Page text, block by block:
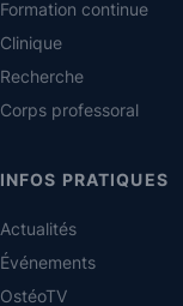
Formation continue
Clinique
Recherche
Corps professoral
INFOS PRATIQUES
Actualités
Événements
OstéoTV